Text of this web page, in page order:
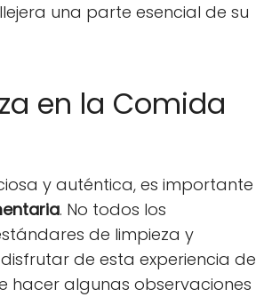
una parte esencial de su
en la Comida
y auténtica, es importante
. No todos los
de limpieza y
de esta experiencia de
hacer algunas observaciones